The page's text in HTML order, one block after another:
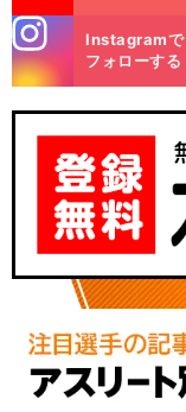
m
Instagramで
フォローする